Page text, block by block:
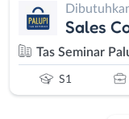
Sales
Tas Seminar
S1